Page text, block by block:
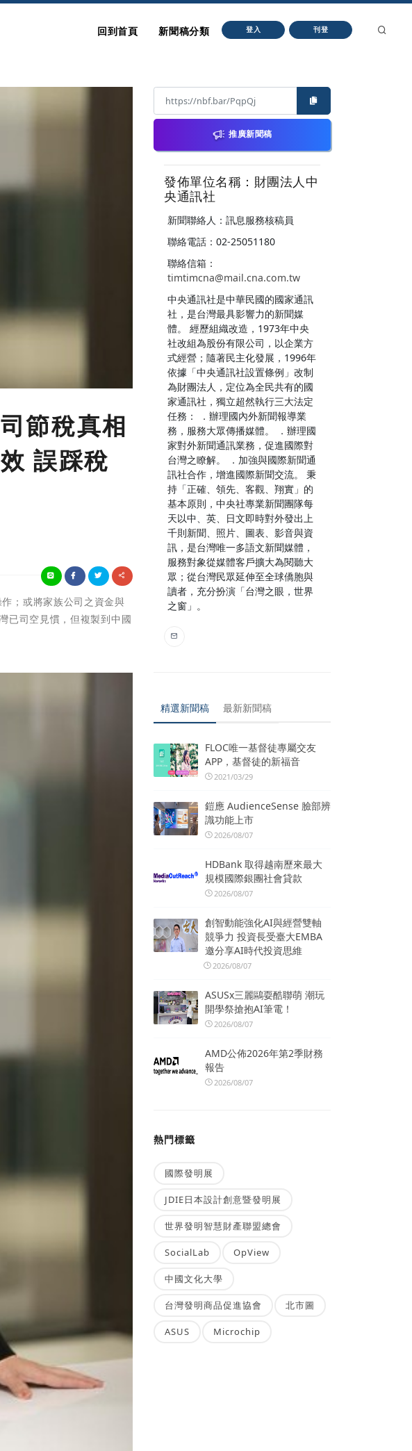
回到首頁 新聞稿分類 登入 刊登
節稅真相
誤踩稅
；或將家族公司之資金與
已司空見慣，但複製到中國
推廣新聞稿
發佈單位名稱：財團法人中
央通訊社
新聞聯絡人：訊息服務核稿員
聯絡電話：02-25051180
聯絡信箱：
timtimcna@mail.cna.com.tw
中央通訊社是中華民國的國家通訊
社，是台灣最具影響力的新聞媒
體。 經歷組織改造，1973年中央
社改組為股份有限公司，以企業方
式經營；隨著民主化發展，1996年
依據「中央通訊社設置條例」改制
為財團法人，定位為全民共有的國
家通訊社，獨立超然執行三大法定
任務： ．辦理國內外新聞報導業
務，服務大眾傳播媒體。 ．辦理國
家對外新聞通訊業務，促進國際對
台灣之瞭解。 ．加強與國際新聞通
訊社合作，增進國際新聞交流。 秉
持「正確、領先、客觀、翔實」的
基本原則，中央社專業新聞團隊每
天以中、英、日文即時對外發出上
千則新聞、照片、圖表、影音與資
訊，是台灣唯一多語文新聞媒體，
服務對象從媒體客戶擴大為閱聽大
眾；從台灣民眾延伸至全球僑胞與
讀者，充分扮演「台灣之眼，世界
之窗」。
精選新聞稿 最新新聞稿
FLOC唯一基督徒專屬交友
APP，基督徒的新福音
2021/03/29
鎧應 AudienceSense 臉部辨
識功能上市
2026/08/07
HDBank 取得越南歷來最大
規模國際銀團社會貸款
2026/08/07
創智動能強化AI與經營雙軸
競爭力 投資長受臺大EMBA
邀分享AI時代投資思維
2026/08/07
ASUSx三麗鷗耍酷聯萌 潮玩
開學祭搶抱AI筆電！
2026/08/07
AMD公佈2026年第2季財務
報告
2026/08/07
熱門標籤
國際發明展
JDIE日本設計創意暨發明展
世界發明智慧財產聯盟總會
SocialLab OpView
中國文化大學
台灣發明商品促進協會 北市圖
ASUS Microchip